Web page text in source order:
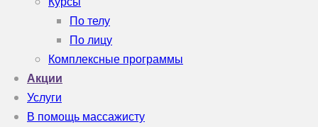
По телу
По лицу
Комплексные программы
Акции
Услуги
В помощь массажисту